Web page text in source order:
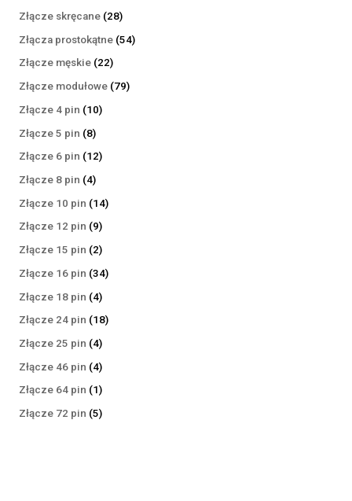
Złącze skręcane 2828
produktów
Złącza prostokątne 5454
Złącze męskie 2222
produkty
Złącze modułowe 7979
Złącze 4 pin 1010
Złącze 5 pin 88
produktów
Złącze 6 pin 1212
Złącze 8 pin 44
produkty
Złącze 10 pin 1414
Złącze 12 pin 99
produktów
Złącze 15 pin 22
produkty
Złącze 16 pin 3434
Złącze 18 pin 44
produkty
Złącze 24 pin 1818
Złącze 25 pin 44
produkty
Złącze 46 pin 44
produkty
Złącze 64 pin 11
produkt
Złącze 72 pin 55